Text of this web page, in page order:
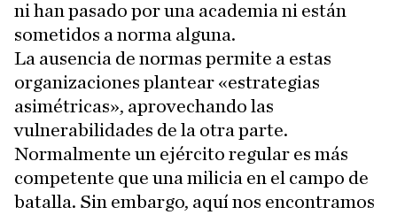
ni han pasado por una academia ni están
sometidos a norma alguna.
La ausencia de normas permite a estas
organizaciones plantear «estrategias
asimétricas», aprovechando las
vulnerabilidades de la otra parte.
Normalmente un ejército regular es más
competente que una milicia en el campo de
batalla. Sin embargo, aquí nos encontramos